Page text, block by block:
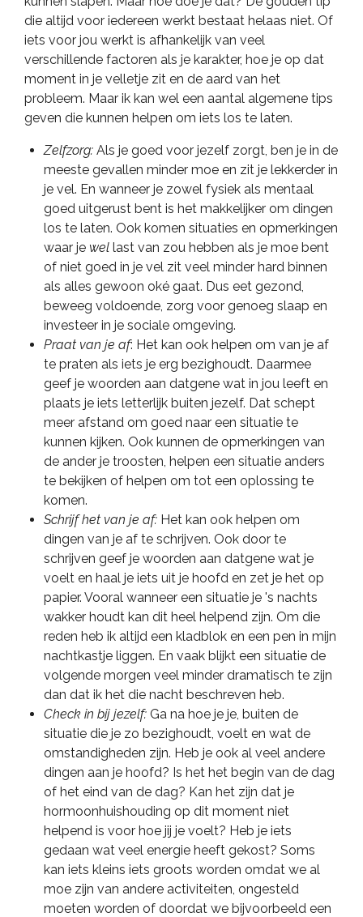
die altijd voor iedereen werkt bestaat helaas niet. Of
iets voor jou werkt is afhankelijk van veel
verschillende factoren als je karakter, hoe je op dat
moment in je velletje zit en de aard van het
probleem. Maar ik kan wel een aantal algemene tips
geven die kunnen helpen om iets los te laten.
Zelfzorg: Als je goed voor jezelf zorgt, ben je in de
meeste gevallen minder moe en zit je lekkerder in
je vel. En wanneer je zowel fysiek als mentaal
goed uitgerust bent is het makkelijker om dingen
los te laten. Ook komen situaties en opmerkingen
waar je wel last van zou hebben als je moe bent
of niet goed in je vel zit veel minder hard binnen
als alles gewoon oké gaat. Dus eet gezond,
beweeg voldoende, zorg voor genoeg slaap en
investeer in je sociale omgeving.
Praat van je af: Het kan ook helpen om van je af
te praten als iets je erg bezighoudt. Daarmee
geef je woorden aan datgene wat in jou leeft en
plaats je iets letterlijk buiten jezelf. Dat schept
meer afstand om goed naar een situatie te
kunnen kijken. Ook kunnen de opmerkingen van
de ander je troosten, helpen een situatie anders
te bekijken of helpen om tot een oplossing te
komen.
Schrijf het van je af: Het kan ook helpen om
dingen van je af te schrijven. Ook door te
schrijven geef je woorden aan datgene wat je
voelt en haal je iets uit je hoofd en zet je het op
papier. Vooral wanneer een situatie je 's nachts
wakker houdt kan dit heel helpend zijn. Om die
reden heb ik altijd een kladblok en een pen in mijn
nachtkastje liggen. En vaak blijkt een situatie de
volgende morgen veel minder dramatisch te zijn
dan dat ik het die nacht beschreven heb.
Check in bij jezelf: Ga na hoe je je, buiten de
situatie die je zo bezighoudt, voelt en wat de
omstandigheden zijn. Heb je ook al veel andere
dingen aan je hoofd? Is het het begin van de dag
of het eind van de dag? Kan het zijn dat je
hormoonhuishouding op dit moment niet
helpend is voor hoe jij je voelt? Heb je iets
gedaan wat veel energie heeft gekost? Soms
kan iets kleins iets groots worden omdat we al
moe zijn van andere activiteiten, ongesteld
moeten worden of doordat we bijvoorbeeld een